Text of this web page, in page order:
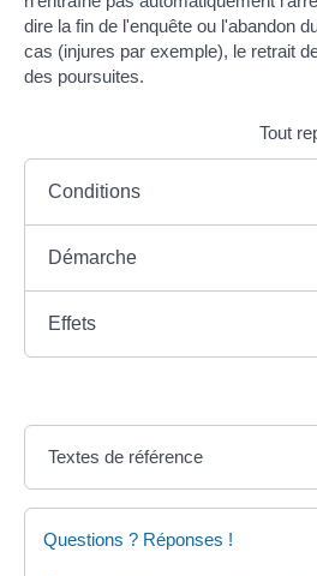
dire la fin de l'enquête ou l'abandon
cas (injures par exemple), le retrait
des poursuites.
Tout
Conditions
Démarche
Effets
Textes de référence
Questions ? Réponses !